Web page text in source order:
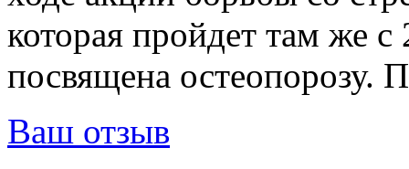
которая пройдет там же
посвящена остеопорозу.
Ваш отзыв